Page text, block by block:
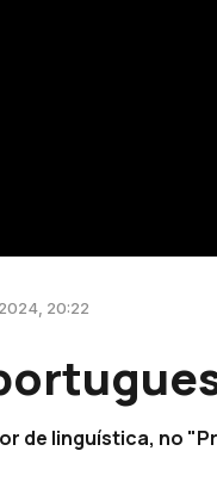
20:22
de linguística, no